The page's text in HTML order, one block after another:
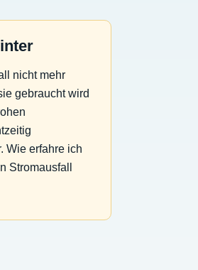
nicht mehr
gebraucht wird
Wie erfahre ich
Stromausfall